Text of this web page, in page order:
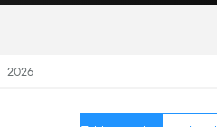
2026